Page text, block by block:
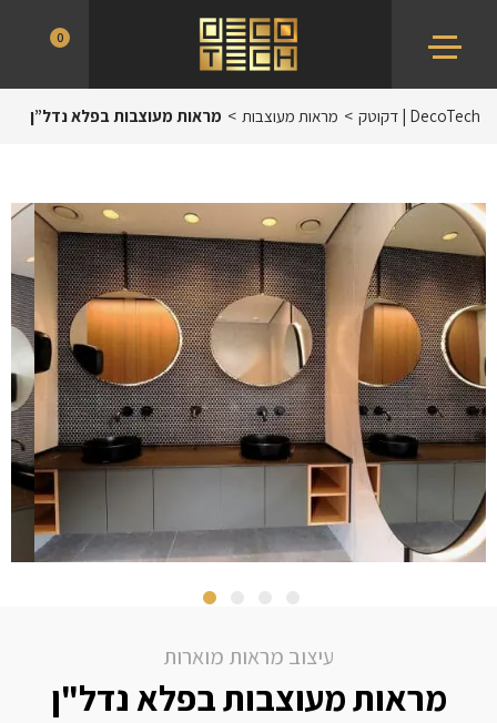
DecoTech
דקוטק
0
DecoTech | דקוטק > מראות מעוצבות > מראות מעוצבות בפלא נדל”ן
עיצוב מראות מוארות
מראות מעוצבות בפלא נדל"ן